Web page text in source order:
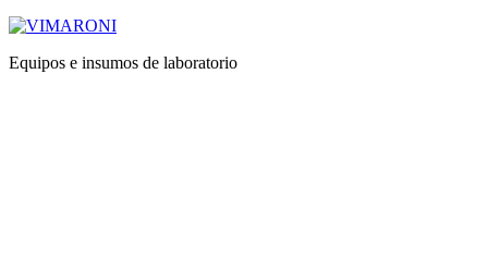
Equipos e insumos de laboratorio